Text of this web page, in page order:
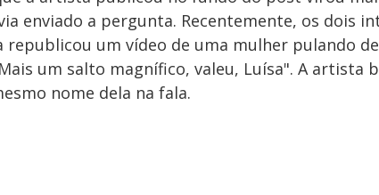
enviado a pergunta. Recentemente, os dois
republicou um vídeo de uma mulher pulando
um salto magnífico, valeu, Luísa". A artista
nome dela na fala.